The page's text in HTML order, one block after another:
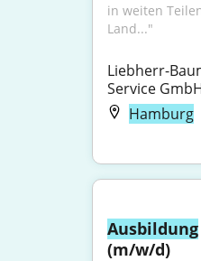
in weiten
Land..."
Liebherr-
Service
Hamburg
Ausbildung
(m/w/d)